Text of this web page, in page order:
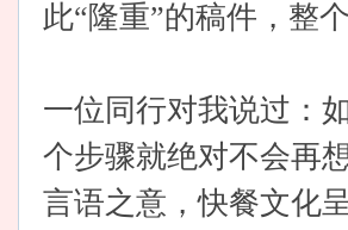
此“隆重”的稿件，整
一位同行对我说过：
个步骤就绝对不会再
言语之意，快餐文化